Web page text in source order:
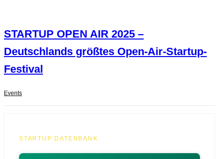
STARTUP OPEN AIR 2025 –
Deutschlands größtes Open-Air-Startup-
Festival
Events
STARTUP DATENBANK